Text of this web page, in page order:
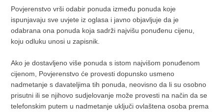
Povjerenstvo vrši odabir ponuda između ponuda koje
ispunjavaju sve uvjete iz oglasa i javno objavljuje da je
odabrana ona ponuda koja sadrži najvišu ponuđenu cijenu,
koju odluku unosi u zapisnik.
Ako je dostavljeno više ponuda s istom najvišom ponuđenom
cijenom, Povjerenstvo će provesti dopunsko usmeno
nadmetanje s davateljima tih ponuda, neovisno da li su osobno
prisutni ili se njihovo sudjelovanje može provesti na način da se
telefonskim putem u nadmetanje uključi ovlaštena osoba prema